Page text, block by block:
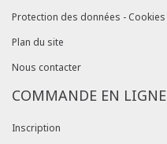
Protection des données - Cookies
Plan du site
Nous contacter
COMMANDE EN LIGNE
Inscription